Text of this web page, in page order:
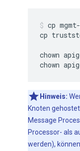
cp
cp
chown
chown
Hinweis:
Knoten
Message
Processor- als
werden),